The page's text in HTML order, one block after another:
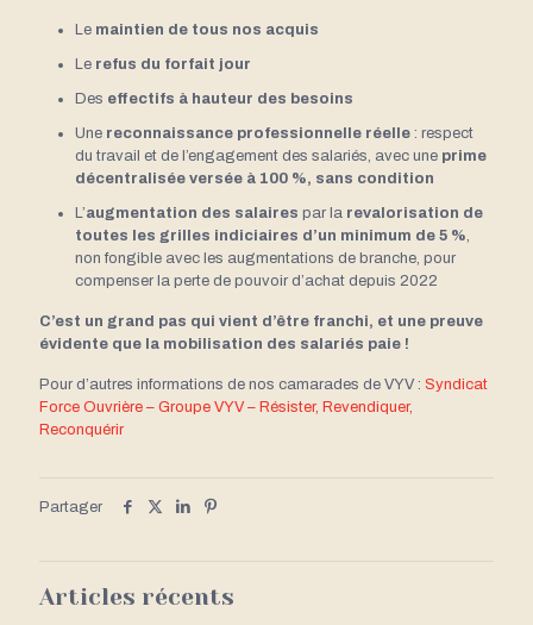
Le maintien de tous nos acquis
Le refus du forfait jour
Des effectifs à hauteur des besoins
Une reconnaissance professionnelle réelle : respect
du travail et de l’engagement des salariés, avec une prime
décentralisée versée à 100 %, sans condition
L’augmentation des salaires par la revalorisation de
toutes les grilles indiciaires d’un minimum de 5 %,
non fongible avec les augmentations de branche, pour
compenser la perte de pouvoir d’achat depuis 2022
C’est un grand pas qui vient d’être franchi, et une preuve
évidente que la mobilisation des salariés paie !
Pour d’autres informations de nos camarades de VYV : Syndicat
Force Ouvrière – Groupe VYV – Résister, Revendiquer,
Reconquérir
Partager
Articles récents